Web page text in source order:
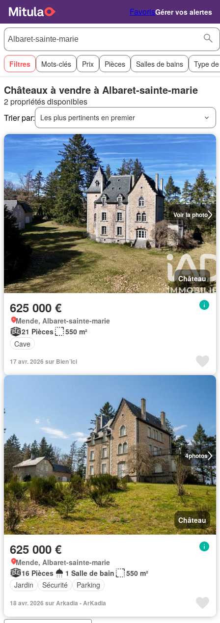
FavorisGérer vos alertes
Filtres Mots-clés Prix Pièces Salles de bains Type
Châteaux à vendre à Albaret-sainte-marie
2 propriétés disponibles
Trier par:
Les plus pertinents en premier
Voir la photo
Château
625 000 €
Mende, Albaret-sainte-marie
21 Pièces
550 m²
Cave
17 avr. 2026 sur Bien´ici
4photos
Château
625 000 €
Mende, Albaret-sainte-marie
16 Pièces
1 Salle de bain
550 m²
Jardin
Sécurité Parking
18 avr. 2026 sur Arkadia - ArKadia